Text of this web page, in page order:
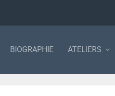
BIOGRAPHIE ATELIERS